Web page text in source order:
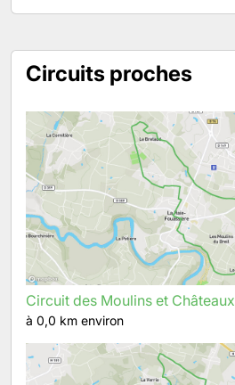
Circuits proches
Circuit des Moulins et Châteaux
à 0,0 km environ